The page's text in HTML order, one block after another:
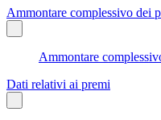
Ammontare complessivo dei
Ammontare
Dati relativi ai premi